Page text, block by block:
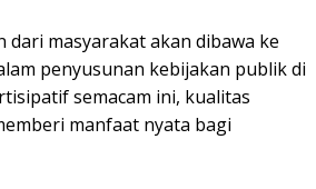
masyarakat akan dibawa ke
penyusunan kebijakan publik di
semacam ini, kualitas
manfaat nyata bagi